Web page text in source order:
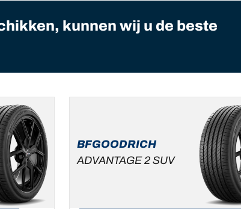
kunnen wij u de beste
BFGOODRICH
ADVANTAGE 2 SUV